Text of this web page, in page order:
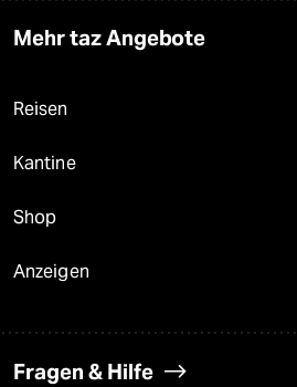
Mehr taz Angebote
Reisen
Kantine
Shop
Anzeigen
Fragen & Hilfe